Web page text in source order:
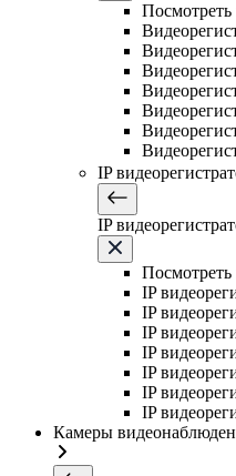
Посмотреть
IP
IP
Посмотреть
IP
IP
IP
IP
IP
IP
IP
Камеры